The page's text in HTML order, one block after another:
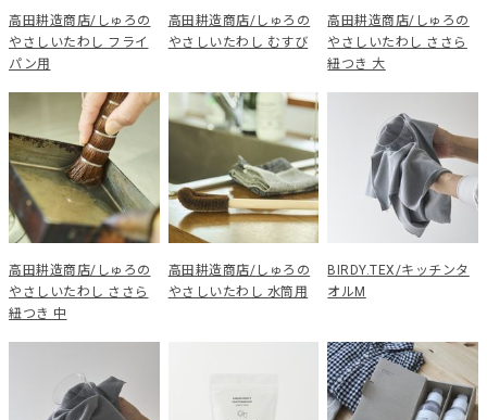
高田耕造商店/しゅろの
やさしいたわし フライ
パン用
高田耕造商店/しゅろの
やさしいたわし むすび
高田耕造商店/しゅろの
やさしいたわし ささら
紐つき 大
高田耕造商店/しゅろの
やさしいたわし ささら
紐つき 中
高田耕造商店/しゅろの
やさしいたわし 水筒用
BIRDY.TEX/キッチンタ
オルM